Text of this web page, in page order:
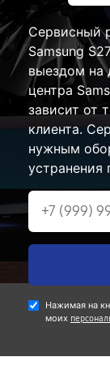
Сервисный
Samsung
выездом на
центра
зависит от
клиента.
нужным
устранения
Нажимая на
моих